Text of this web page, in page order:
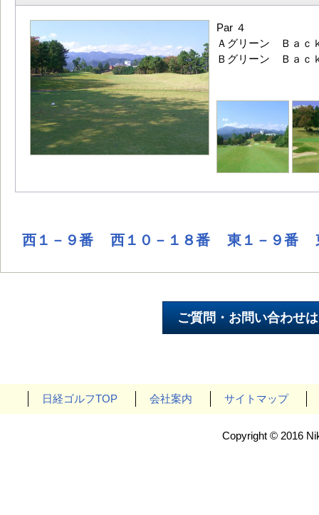
Par ４
Ａグリーン Ｂａｃ
Ｂグリーン Ｂａｃ
西１－９番 西１０－１８番 東１－９番
日経ゴルフTOP 会社案内 サイトマップ
Copyright © 2016